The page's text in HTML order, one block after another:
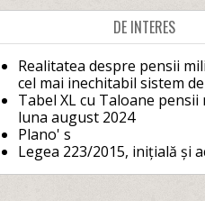
DE INTERES
Realitatea despre pensii
cel mai inechitabil sistem
Tabel XL cu Taloane pensii
luna august 2024
Plano' s
Legea 223/2015, inițială și